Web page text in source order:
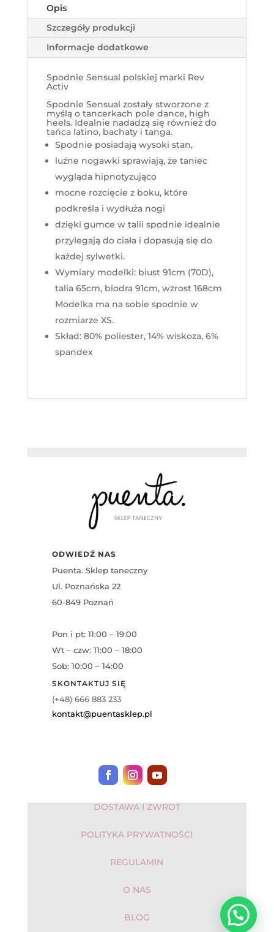
Opis
Szczegóły produkcji
Informacje dodatkowe
Spodnie Sensual polskiej marki Rev
Activ
Spodnie Sensual zostały stworzone z
myślą o tancerkach pole dance, high
heels. Idealnie nadadzą się również do
tańca latino, bachaty i tanga.
Spodnie posiadają wysoki stan,
luźne nogawki sprawiają, że taniec
wygląda hipnotyzująco
mocne rozcięcie z boku, które
podkreśla i wydłuża nogi
dzięki gumce w talii spodnie idealnie
przylegają do ciała i dopasują się do
każdej sylwetki.
Wymiary modelki: biust 91cm (70D),
talia 65cm, biodra 91cm, wzrost 168cm
Modelka ma na sobie spodnie w
rozmiarze XS.
Skład: 80% poliester, 14% wiskoza, 6%
spandex
ODWIEDŹ NAS
Puenta. Sklep taneczny
Ul. Poznańska 22
60-849 Poznań
Pon i pt: 11:00 – 19:00
Wt – czw: 11:00 – 18:00
Sob: 10:00 – 14:00
SKONTAKTUJ SIĘ
(+48) 666 883 233
kontakt@puentasklep.pl
DOSTAWA I ZWROT
POLITYKA PRYWATNOŚCI
REGULAMIN
O NAS
BLOG